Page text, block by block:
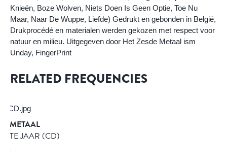
Knieën, Boze Wolven, Niets Doen Is Geen Optie, Toe Nu
Maar, Naar De Wuppe, Liefde) Gedrukt en gebonden in België,
Drukprocédé en materialen werden gekozen met respect voor
natuur en milieu. Uitgegeven door Het Zesde Metaal ism
Unday, FingerPrint
RELATED FREQUENCIES
METAAL
JAAR (CD)